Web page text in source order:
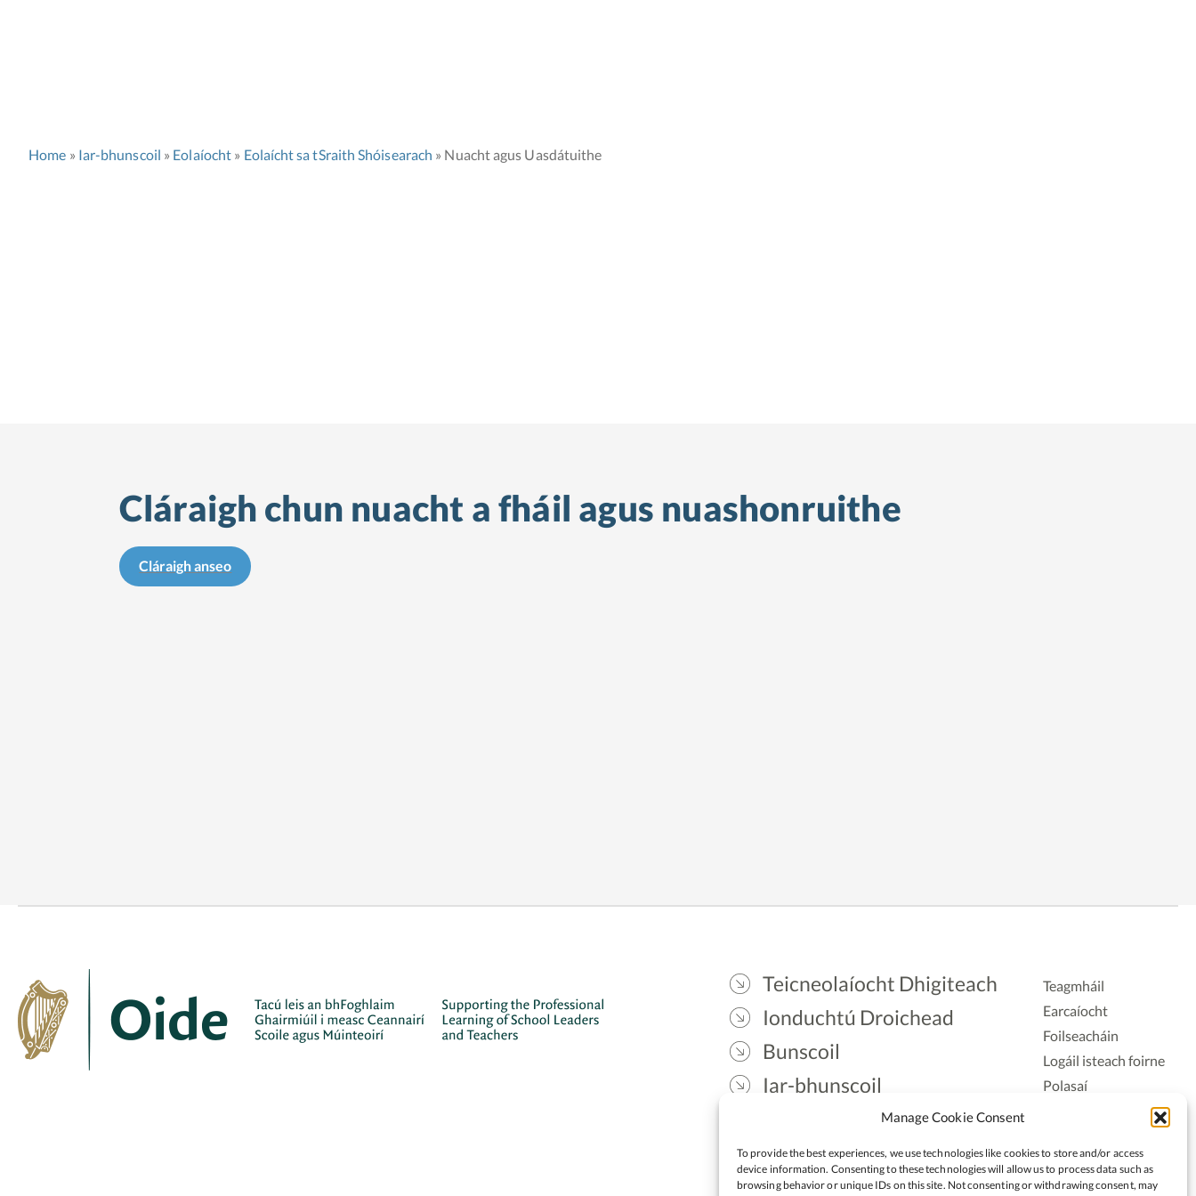
Manage Cookie Consent
To provide the best experiences, we use technologies like cookies to store and/or access
device information. Consenting to these technologies will allow us to process data such as
browsing behavior or unique IDs on this site. Not consenting or withdrawing consent, may
Home Iar-bhunscoil Eolaíocht Eolaícht sa tSraith Shóisearach Nuacht agus Uasdátuithe
Cláraigh chun nuacht a fháil agus nuashonruithe
Cláraigh anseo
Teicneolaíocht Dhigiteach
Ionduchtú Droichead
Bunscoil
Iar-bhunscoil
Ceannaireacht
Teagmháil
Earcaíocht
Foilseacháin
Logáil isteach foirne
Polasaí
Rochtain